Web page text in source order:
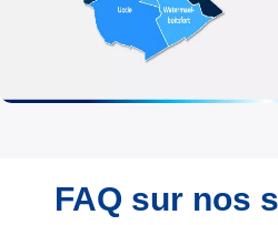
FAQ sur nos